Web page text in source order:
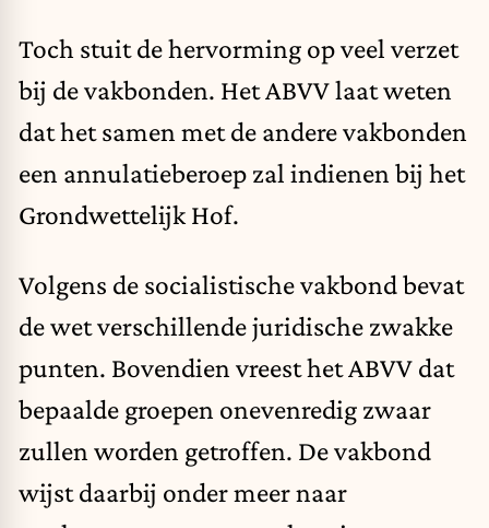
Toch stuit de hervorming op veel verzet
bij de vakbonden. Het ABVV laat weten
dat het samen met de andere vakbonden
een annulatieberoep zal indienen bij het
Grondwettelijk Hof.
Volgens de socialistische vakbond bevat
de wet verschillende juridische zwakke
punten. Bovendien vreest het ABVV dat
bepaalde groepen onevenredig zwaar
zullen worden getroffen. De vakbond
wijst daarbij onder meer naar